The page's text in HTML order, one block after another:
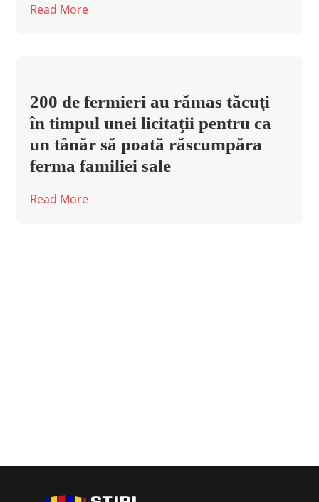
Read More
200 de fermieri au rămas tăcuţi
în timpul unei licitaţii pentru ca
un tânăr să poată răscumpăra
ferma familiei sale
Read More